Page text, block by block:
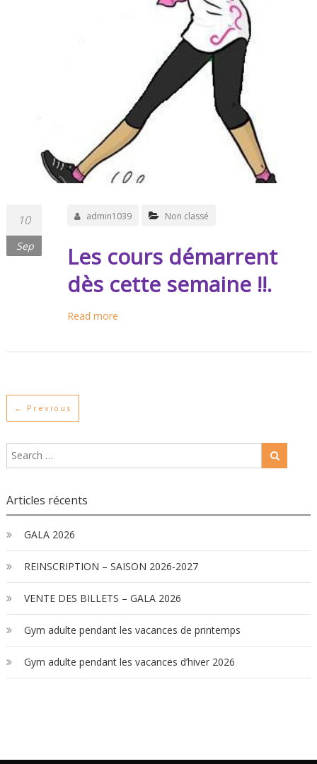
10
Sep
admin1039 Non classé
Les cours démarrent
dès cette semaine !!.
Read more
← Previous
Articles récents
GALA 2026
REINSCRIPTION – SAISON 2026-2027
VENTE DES BILLETS – GALA 2026
Gym adulte pendant les vacances de printemps
Gym adulte pendant les vacances d’hiver 2026